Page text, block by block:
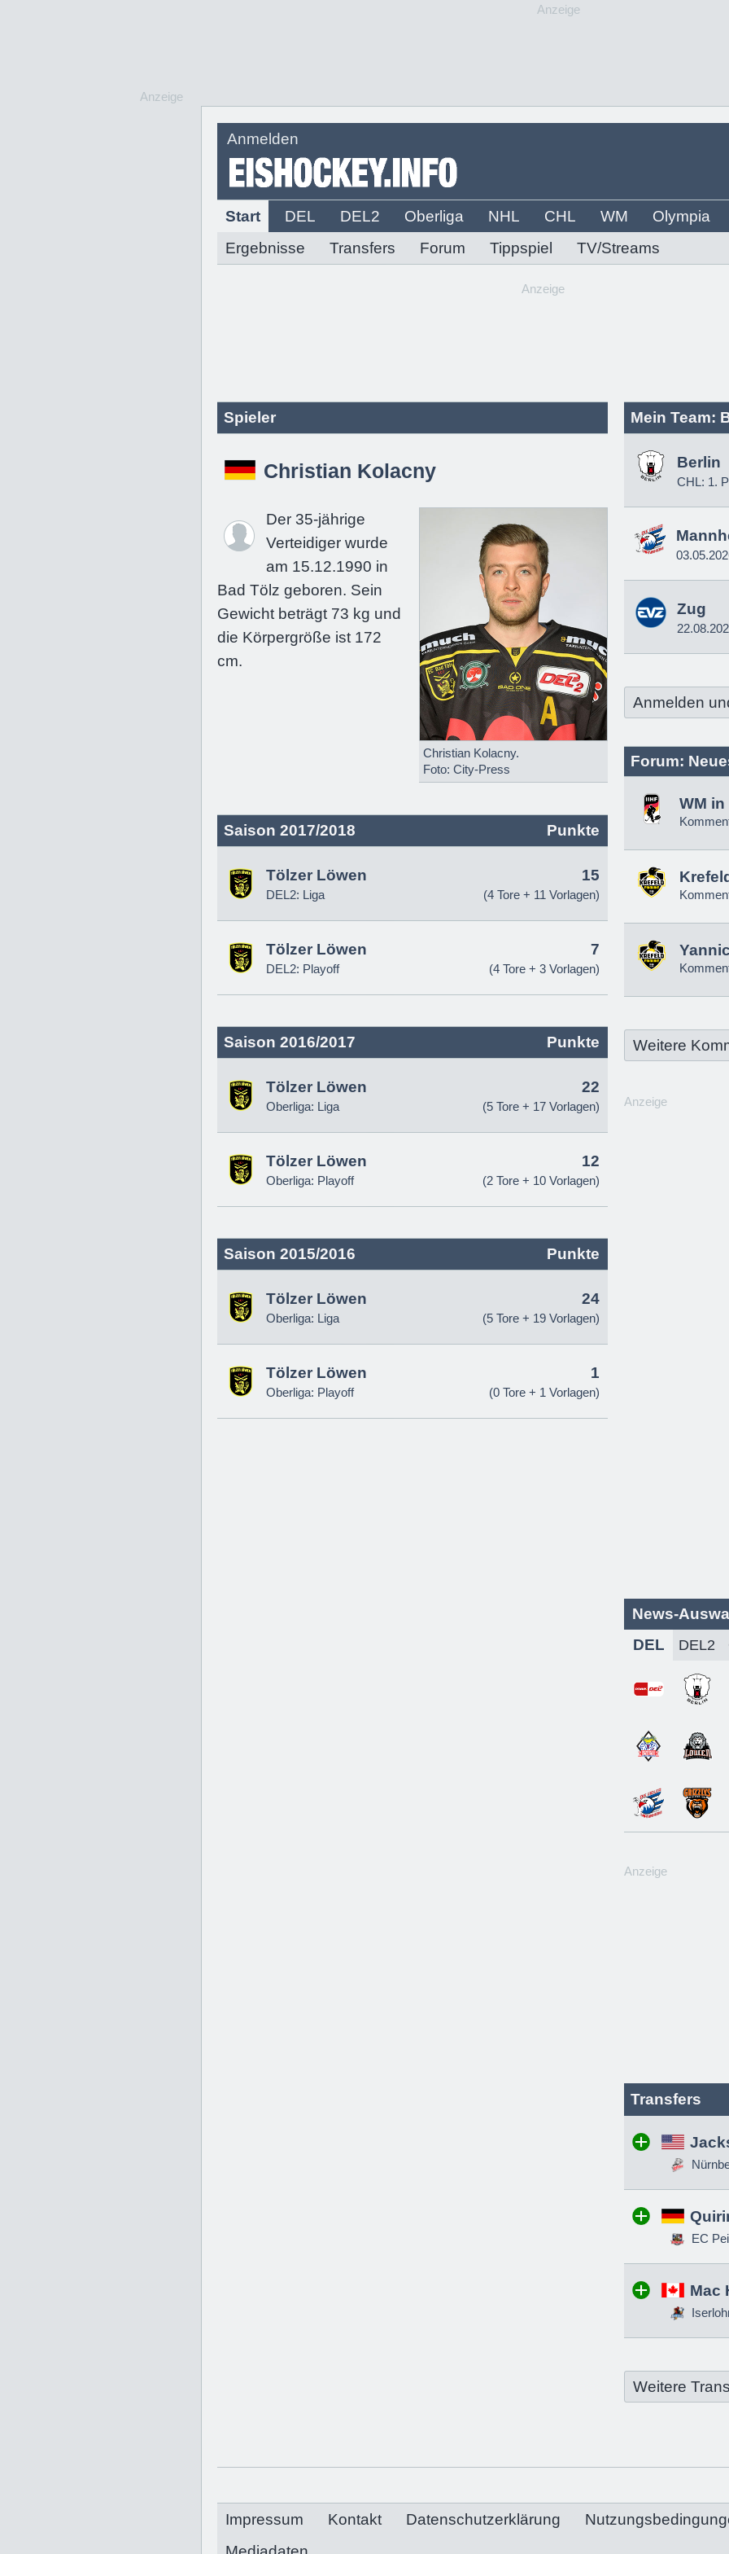
Anzeige
Anmelden
Start DEL DEL2 Oberliga NHL CHL WM
Olympia
Ergebnisse
Transfers Forum Tippspiel TV/Streams
Anzeige
Anzeige
Spieler
Christian Kolacny
Christian Kolacny.
Foto: City-Press
Der 35-jährige
Verteidiger wurde
am 15.12.1990 in
Bad Tölz geboren. Sein
Gewicht beträgt 73 kg und
die Körpergröße ist 172
cm.
Saison 2017/2018 Punkte
Tölzer Löwen
DEL2: Liga
15
(4 Tore + 11 Vorlagen)
Tölzer Löwen
DEL2: Playoff
7
(4 Tore + 3 Vorlagen)
Saison 2016/2017 Punkte
Tölzer Löwen
Oberliga: Liga
22
(5 Tore + 17 Vorlagen)
Tölzer Löwen
Oberliga: Playoff
12
(2 Tore + 10 Vorlagen)
Saison 2015/2016 Punkte
Tölzer Löwen
Oberliga: Liga
24
(5 Tore + 19 Vorlagen)
Tölzer Löwen
Oberliga: Playoff
1
(0 Tore + 1 Vorlagen)
Mein Team:
Berlin
CHL: 1.
Zug
Anmelden
Forum:
WM
Weitere
Anzeige
News-
DEL
Anzeige
Transfers
EC
Mac
Weitere
Impressum Kontakt Datenschutzerklärung